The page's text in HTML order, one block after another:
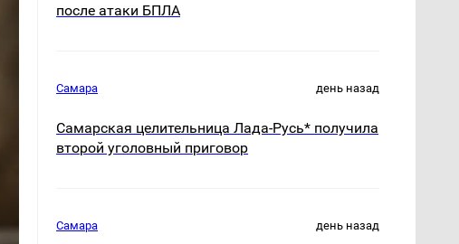
после атаки БПЛА
Самара день назад
Самарская целительница Лада-Русь* получила
второй уголовный приговор
Самара день назад